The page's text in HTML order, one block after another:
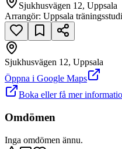
Sjukhusvägen 12, Uppsala
Arrangör: Uppsala
Sjukhusvägen 12, Uppsala
Öppna i Google Maps
Boka eller få mer
Omdömen
Inga omdömen ännu.